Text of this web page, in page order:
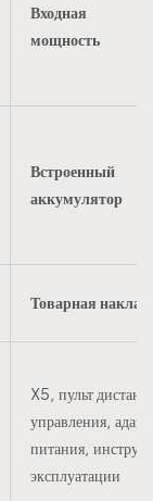
Входная
мощность
Встроенный
аккумулятор
Товарная
X5, пульт
управления,
питания,
эксплуатации